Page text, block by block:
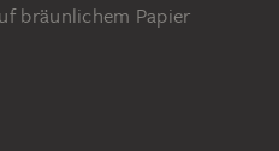
bräunlichem Papier